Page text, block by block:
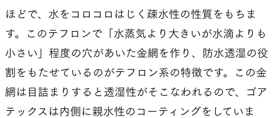
ほどで、水をコロコロはじく疎水性の性質をもちま
す。このテフロンで「水蒸気より大きいが水滴よりも
小さい」程度の穴があいた金網を作り、防水透湿の役
割をもたせているのがテフロン系の特徴です。この金
網は目詰まりすると透湿性がそこなわれるので、ゴア
テックスは内側に親水性のコーティングをしていま